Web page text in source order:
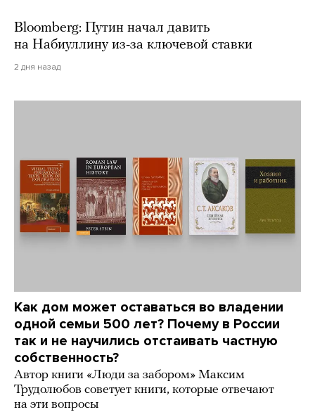
Bloomberg: Путин начал давить
на Набиуллину из-за ключевой ставки
2 дня назад
Как дом может оставаться во владении
одной семьи 500 лет? Почему в России
так и не научились отстаивать частную
собственность?
Автор книги «Люди за забором» Максим
Трудолюбов советует книги, которые отвечают
на эти вопросы